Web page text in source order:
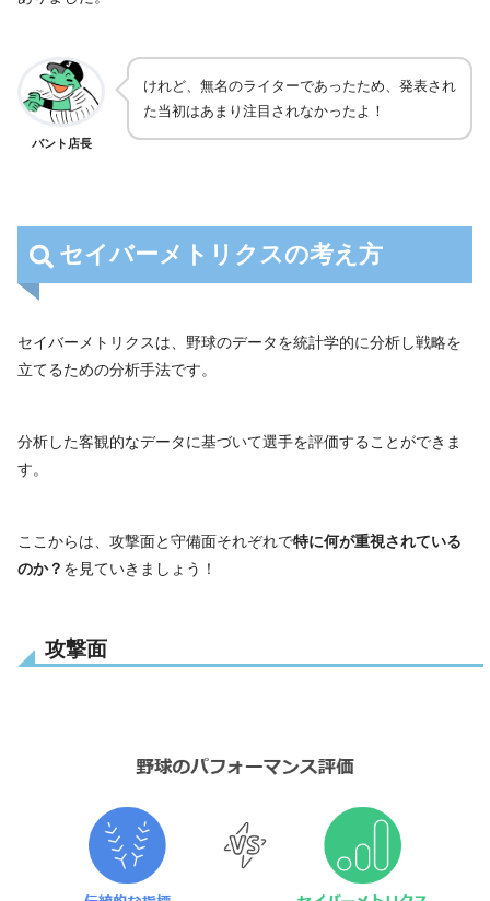
バント店長
けれど、無名のライターであったため、発表され
た当初はあまり注目されなかったよ！
セイバーメトリクスの考え方
セイバーメトリクスは、野球のデータを統計学的に分析し戦略を
立てるための分析手法です。
分析した客観的なデータに基づいて選手を評価することができま
す。
ここからは、攻撃面と守備面それぞれで特に何が重視されている
のか？ を見ていきましょう！
攻撃面